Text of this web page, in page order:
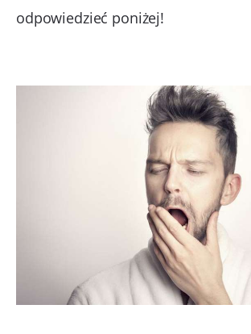
odpowiedzieć poniżej!